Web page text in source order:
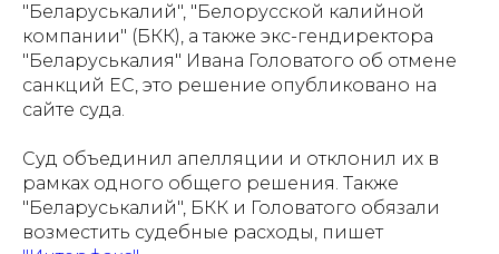
"Беларуськалий", "Белорусской калийной
компании" (БКК), а также экс-гендиректора
"Беларуськалия" Ивана Головатого об отмене
санкций ЕС, это решение опубликовано на
сайте суда.
Суд объединил апелляции и отклонил их в
рамках одного общего решения. Также
"Беларуськалий", БКК и Головатого обязали
возместить судебные расходы, пишет